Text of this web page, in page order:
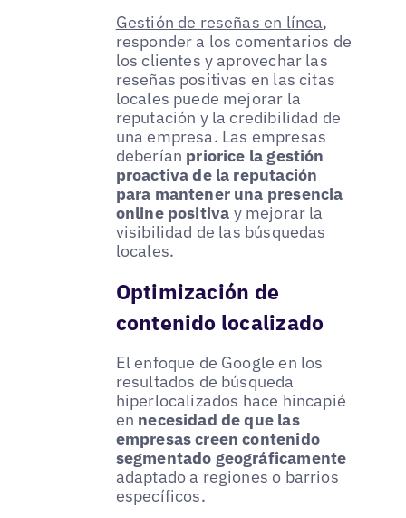
Gestión de reseñas en línea,
responder a los comentarios de
los clientes y aprovechar las
reseñas positivas en las citas
locales puede mejorar la
reputación y la credibilidad de
una empresa. Las empresas
deberían priorice la gestión
proactiva de la reputación
para mantener una presencia
online positiva y mejorar la
visibilidad de las búsquedas
locales.
Optimización de
contenido localizado
El enfoque de Google en los
resultados de búsqueda
hiperlocalizados hace hincapié
en necesidad de que las
empresas creen contenido
segmentado geográficamente
adaptado a regiones o barrios
específicos.